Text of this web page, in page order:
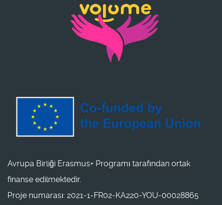
Avrupa Birliği Erasmus+ Programı tarafından ortak
finanse edilmektedir.
Proje numarası: 2021-1-FR02-KA220-YOU-00028865